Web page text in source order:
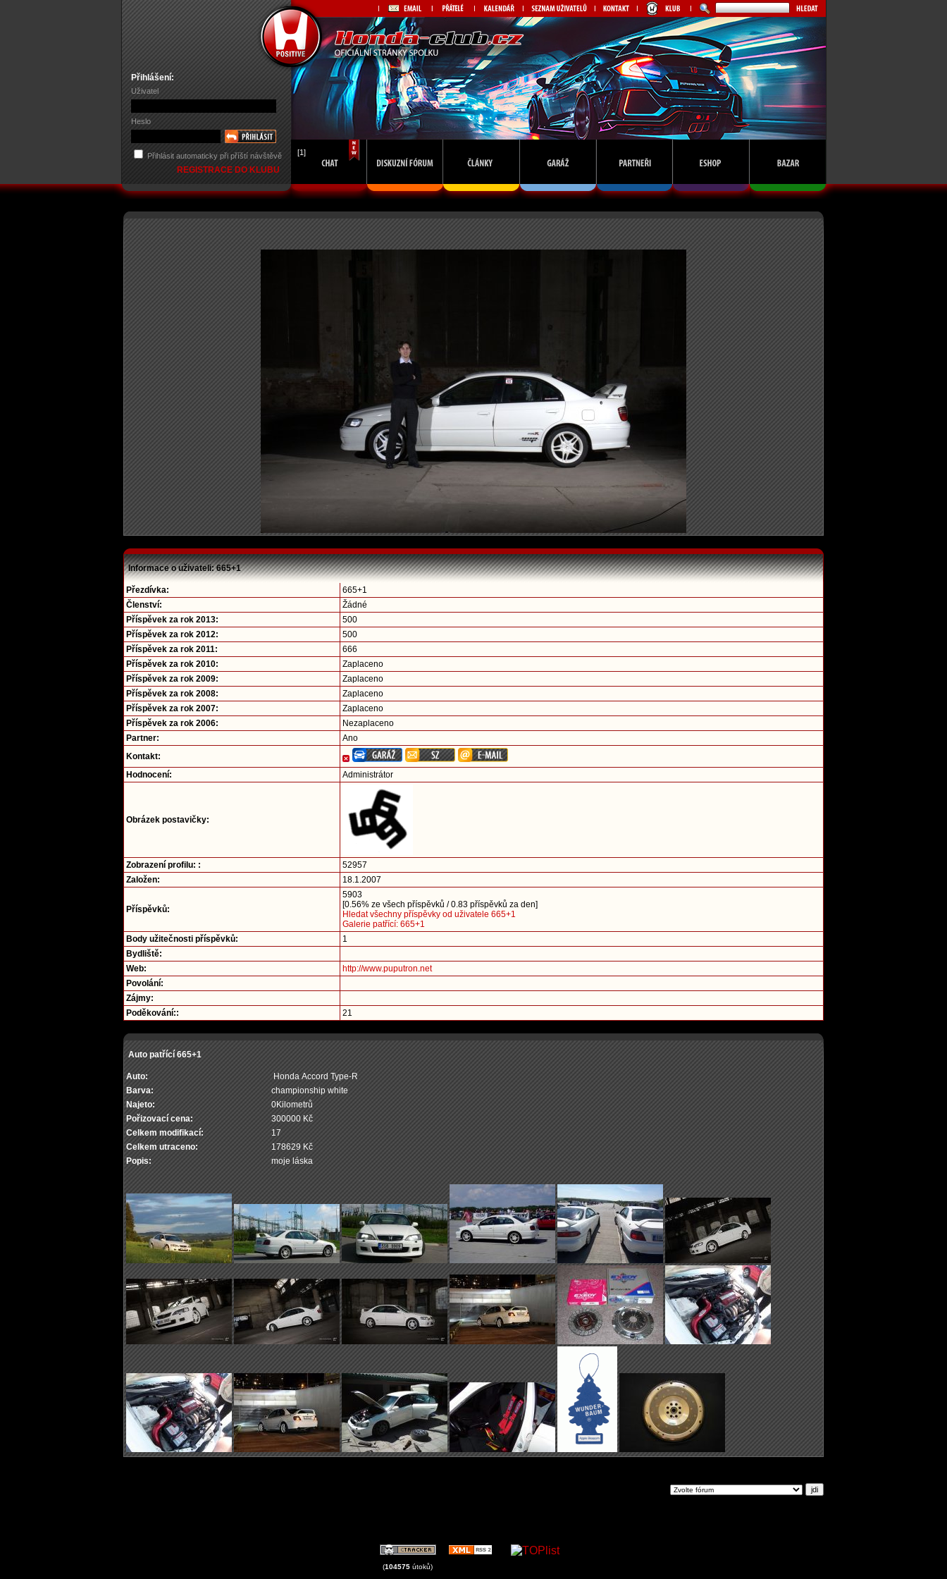
Přihlášení:
Uživatel
Heslo
Přihlásit automaticky při příští návštěvě
REGISTRACE DO KLUBU
[1]
Informace o uživateli: 665+1
Přezdívka:
665+1
Členství:
Žádné
Příspěvek za rok 2013:
500
Příspěvek za rok 2012:
500
Příspěvek za rok 2011:
666
Příspěvek za rok 2010:
Zaplaceno
Příspěvek za rok 2009:
Zaplaceno
Příspěvek za rok 2008:
Zaplaceno
Příspěvek za rok 2007:
Zaplaceno
Příspěvek za rok 2006:
Nezaplaceno
Partner:
Ano
Kontakt:
Hodnocení:
Administrátor
Obrázek postavičky:
Zobrazení profilu: :
52957
Založen:
18.1.2007
Příspěvků:
5903
[0.56% ze všech příspěvků / 0.83 příspěvků za den]
Hledat všechny příspěvky od uživatele 665+1
Galerie patřící: 665+1
Body užitečnosti příspěvků:
1
Bydliště:
Web:
http://www.puputron.net
Povolání:
Zájmy:
Poděkování::
21
Auto patřící 665+1
Auto:
Honda Accord Type-R
Barva:
championship white
Najeto:
0Kilometrů
Pořizovací cena:
300000 Kč
Celkem modifikací:
17
Celkem utraceno:
178629 Kč
Popis:
moje láska
(104575 útoků)